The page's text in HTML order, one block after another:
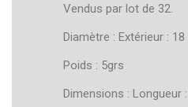
Vendus par lot de 32.
Diamètre : Extérieur :
Poids : 5grs
Dimensions : Longueur